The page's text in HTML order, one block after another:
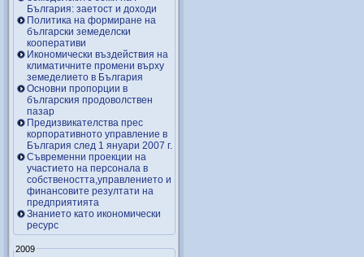
България: заетост и доходи
Политика на формиране на
български земеделски
кооперативи
Икономически въздействия на
климатичните промени върху
земеделието в България
Основни пропорции в
българския продоволствен
пазар
Предизвикателства прес
корпоративното управление в
България след 1 януари 2007 г.
Съвременни проекции на
участието на персонала в
собствеността,управлението и
финансовите резултати на
предприятията
Знанието като икономически
ресурс
2009